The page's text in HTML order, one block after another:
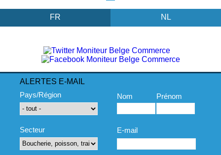
FR NL
ALERTES E-MAIL
Pays/Région
Secteur
Nom Prénom
E-mail